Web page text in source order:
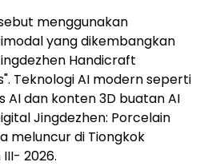
menggunakan
yang dikembangkan
Handicraft
Teknologi AI modern seperti
AI dan konten 3D buatan AI
Jingdezhen: Porcelain
meluncur di Tiongkok
2026.